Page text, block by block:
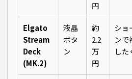
円
Elgato
Stream
Deck
(MK.2)
液晶
ボタ
ン
約
2.2
万
円
ショ
ンで
した